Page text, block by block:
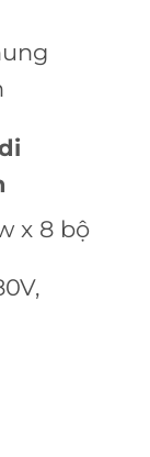
x 8 bộ